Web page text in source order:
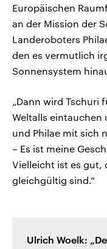
Europäischen
an der Mission der
Landeroboters
den es vermutlich
Sonnensystem
„Dann wird Tschuri
Weltalls eintauchen
und Philae mit sich
– Es ist meine
Vielleicht ist es gut,
gleichgültig sind.“
Ulrich Woelk: